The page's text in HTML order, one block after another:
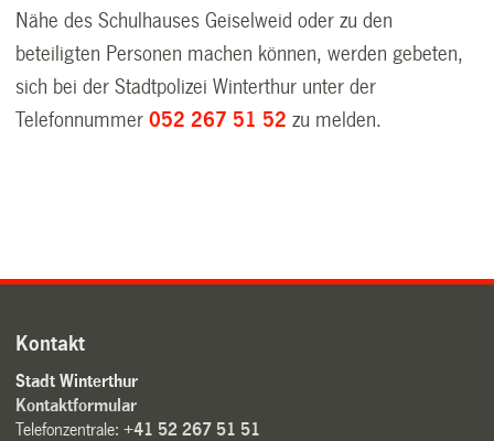
Nähe des Schulhauses Geiselweid oder zu den
beteiligten Personen machen können, werden gebeten,
sich bei der Stadtpolizei Winterthur unter der
Telefonnummer052 267 51 52 zu melden.
Kontakt
Stadt Winterthur
Kontaktformular
Telefonzentrale:+41 52 267 51 51